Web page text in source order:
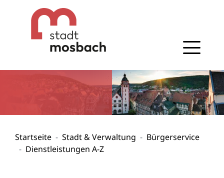
Gehe zum Navigationsbereich
Gehe zum Inhalt
Startseite Stadt & Verwaltung
Bürgerservice
Dienstleistungen A-Z